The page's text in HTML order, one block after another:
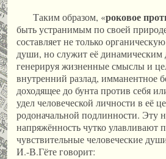
Таким образом, «роковое
быть устранимым по своей
составляет не только
души, но служит её динамическим
генерируя жизненные смыслы и
внутренний разлад, имманентное
доходящее до бунта против себя
удел человеческой личности в её
родоначальной подлинности. Эту
напряжённость чутко улавливают
чувствительные человеческие
И.-В.Гёте говорит: